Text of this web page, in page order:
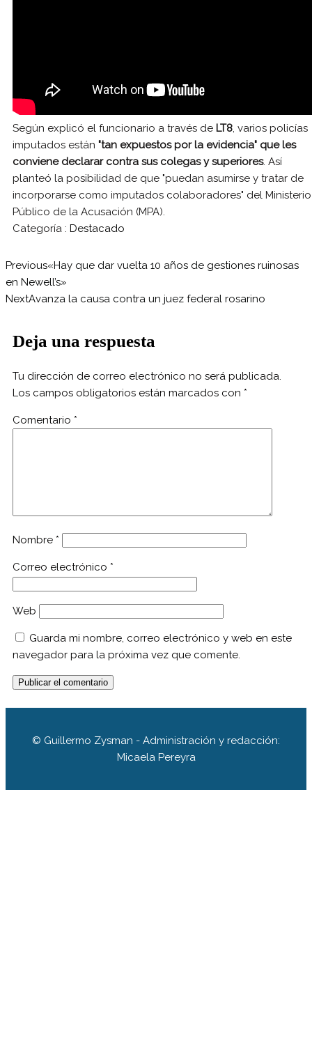
Según explicó el funcionario a través de LT8, varios policías
imputados están "tan expuestos por la evidencia" que les
conviene declarar contra sus colegas y superiores. Así
planteó la posibilidad de que "puedan asumirse y tratar de
incorporarse como imputados colaboradores" del Ministerio
Público de la Acusación (MPA).
Categoría : Destacado
Previous«Hay que dar vuelta 10 años de gestiones ruinosas
en Newell’s»
NextAvanza la causa contra un juez federal rosarino
Deja una respuesta
Tu dirección de correo electrónico no será publicada.
Los campos obligatorios están marcados con *
Comentario *
Nombre *
Correo electrónico *
Web
Guarda mi nombre, correo electrónico y web en este
navegador para la próxima vez que comente.
© Guillermo Zysman - Administración y redacción:
Micaela Pereyra